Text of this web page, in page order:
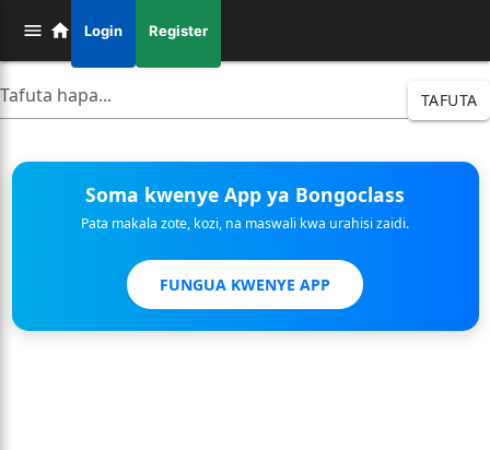
Login Register
TAFUTA
Soma kwenye App ya Bongoclass
Pata makala zote, kozi, na maswali kwa urahisi zaidi.
FUNGUA KWENYE APP